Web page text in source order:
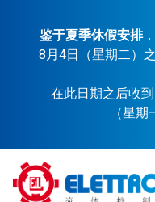
鉴于夏季休假安排
8月4日（星期二）
在此日期之后收
（星